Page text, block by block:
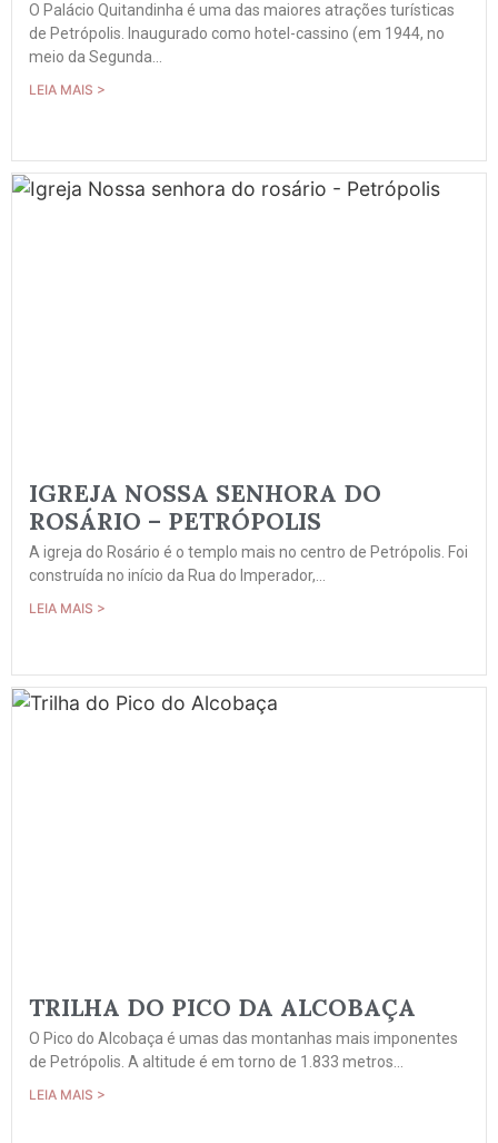
O Palácio Quitandinha é uma das maiores atrações turísticas
de Petrópolis. Inaugurado como hotel-cassino (em 1944, no
meio da Segunda...
LEIA MAIS >
IGREJA NOSSA SENHORA DO
ROSÁRIO – PETRÓPOLIS
A igreja do Rosário é o templo mais no centro de Petrópolis. Foi
construída no início da Rua do Imperador,...
LEIA MAIS >
TRILHA DO PICO DA ALCOBAÇA
O Pico do Alcobaça é umas das montanhas mais imponentes
de Petrópolis. A altitude é em torno de 1.833 metros...
LEIA MAIS >